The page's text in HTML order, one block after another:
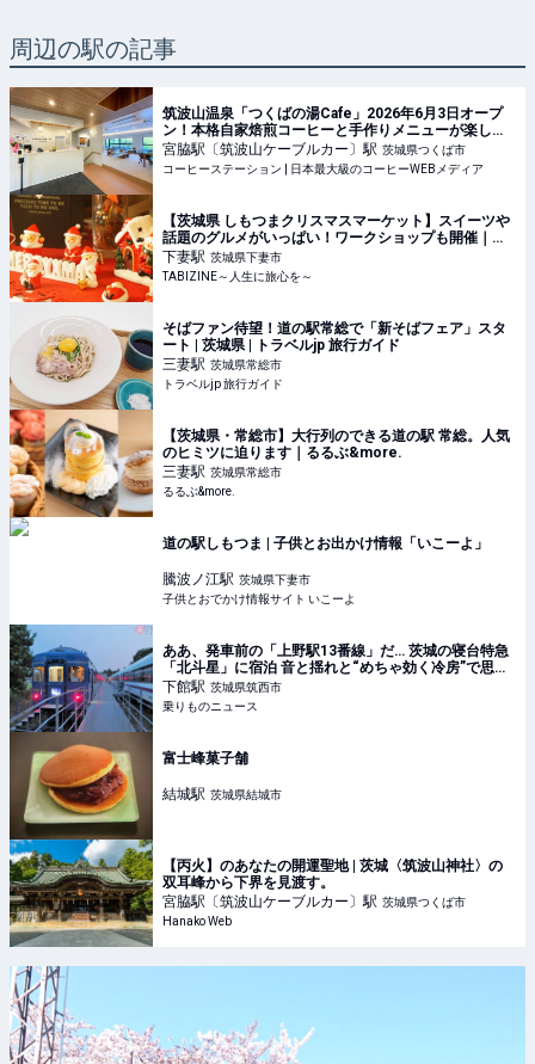
周辺の駅の記事
筑波山温泉「つくばの湯Cafe」2026年6月3日オープ
ン！本格自家焙煎コーヒーと手作りメニューが楽しめ
る新スポット | コーヒーステーション
宮脇駅〔筑波山ケーブルカー〕駅 茨城県つくば市
コーヒーステーション | 日本最大級のコーヒーWEBメディア
【茨城県 しもつまクリスマスマーケット】スイーツや
話題のグルメがいっぱい！ワークショップも開催｜下
妻市旧本庁舎跡地 | TABIZINE～人生に旅心を～
下妻駅 茨城県下妻市
TABIZINE～人生に旅心を～
そばファン待望！道の駅常総で「新そばフェア」スタ
ート | 茨城県 | トラベルjp 旅行ガイド
三妻駅 茨城県常総市
トラベルjp 旅行ガイド
【茨城県・常総市】大行列のできる道の駅 常総。人気
のヒミツに迫ります｜るるぶ&more.
三妻駅 茨城県常総市
るるぶ&more.
道の駅しもつま | 子供とお出かけ情報「いこーよ」
騰波ノ江駅 茨城県下妻市
子供とおでかけ情報サイト いこーよ
ああ、発車前の「上野駅13番線」だ… 茨城の寝台特急
「北斗星」に宿泊 音と揺れと“めちゃ効く冷房”で思い
出した!! | 乗りものニュース
下館駅 茨城県筑西市
乗りものニュース
富士峰菓子舗
結城駅 茨城県結城市
【丙火】のあなたの開運聖地 | 茨城〈筑波山神社〉の
双耳峰から下界を見渡す。
宮脇駅〔筑波山ケーブルカー〕駅 茨城県つくば市
Hanako Web